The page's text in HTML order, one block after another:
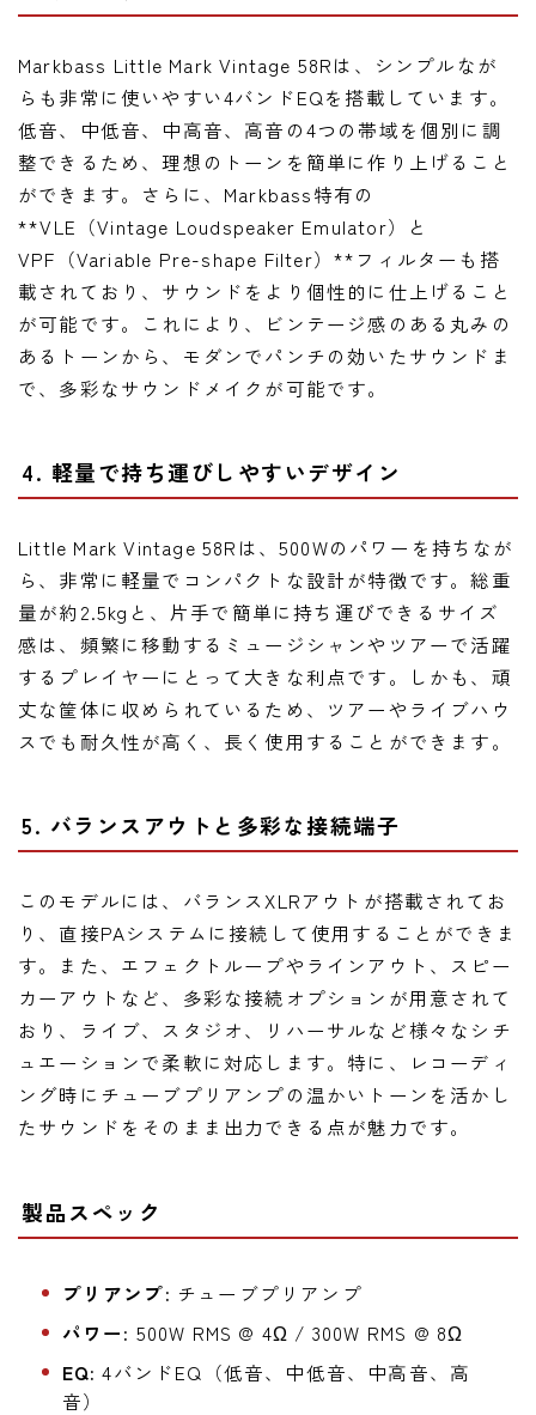
Markbass Little Mark Vintage 58Rは、シンプルなが
らも非常に使いやすい4バンドEQを搭載しています。
低音、中低音、中高音、高音の4つの帯域を個別に調
整できるため、理想のトーンを簡単に作り上げること
ができます。さらに、Markbass特有の
**VLE（Vintage Loudspeaker Emulator）と
VPF（Variable Pre-shape Filter）**フィルターも搭
載されており、サウンドをより個性的に仕上げること
が可能です。これにより、ビンテージ感のある丸みの
あるトーンから、モダンでパンチの効いたサウンドま
で、多彩なサウンドメイクが可能です。
4. 軽量で持ち運びしやすいデザイン
Little Mark Vintage 58Rは、500Wのパワーを持ちなが
ら、非常に軽量でコンパクトな設計が特徴です。総重
量が約2.5kgと、片手で簡単に持ち運びできるサイズ
感は、頻繁に移動するミュージシャンやツアーで活躍
するプレイヤーにとって大きな利点です。しかも、頑
丈な筐体に収められているため、ツアーやライブハウ
スでも耐久性が高く、長く使用することができます。
5. バランスアウトと多彩な接続端子
このモデルには、バランスXLRアウトが搭載されてお
り、直接PAシステムに接続して使用することができま
す。また、エフェクトループやラインアウト、スピー
カーアウトなど、多彩な接続オプションが用意されて
おり、ライブ、スタジオ、リハーサルなど様々なシチ
ュエーションで柔軟に対応します。特に、レコーディ
ング時にチューブプリアンプの温かいトーンを活かし
たサウンドをそのまま出力できる点が魅力です。
製品スペック
プリアンプ: チューブプリアンプ
パワー: 500W RMS @ 4Ω / 300W RMS @ 8Ω
EQ: 4バンドEQ（低音、中低音、中高音、高
音）